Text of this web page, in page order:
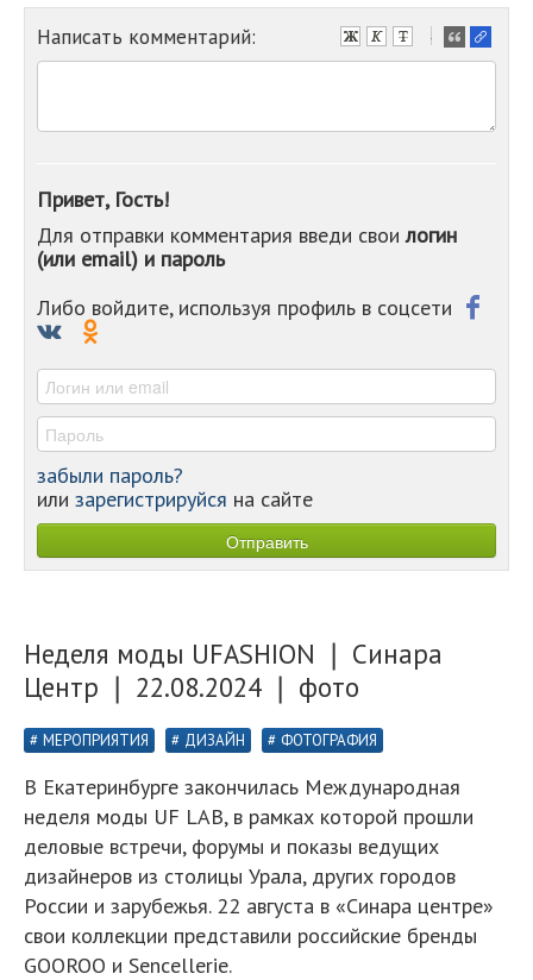
Написать комментарий:
-
-
-
-
-
Привет, Гость!
Для отправки комментария введи своилогин
(или email) и пароль
Либо войдите, используя профиль в соцсети
забыли пароль?
или зарегистрируйся на сайте
Неделя моды UFASHION ❘ Синара
Центр ❘ 22.08.2024 ❘ фото
МЕРОПРИЯТИЯ ДИЗАЙН ФОТОГРАФИЯ
В Екатеринбурге закончилась Международная
неделя моды UF LAB, в рамках которой прошли
деловые встречи, форумы и показы ведущих
дизайнеров из столицы Урала, других городов
России и зарубежья. 22 августа в «Синара центре»
свои коллекции представили российские бренды
GOOROO и Sencellerie.